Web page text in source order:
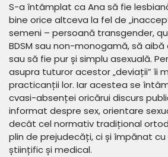
S-a întâmplat ca Ana să fie
bine orice altceva la fel de
semeni – persoană transgender,
BDSM sau non-monogamă, să
sau să fie pur și simplu asexuală.
asupra tuturor acestor „deviații” îi
practicanții lor. Iar acestea se
cvasi-absenței oricărui discurs
informat despre sex, orientare
decât cel normativ tradițional
plin de prejudecăți, ci și împănat
științific și medical.